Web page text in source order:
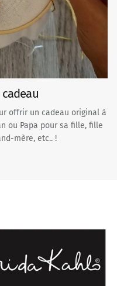
offrir un cadeau original à
ou Papa pour sa fille, fille
mère, etc.. !